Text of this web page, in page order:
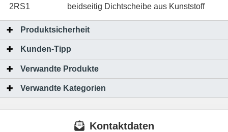
2RS1
beidseitig Dichtscheibe aus Kunststoff
Produktsicherheit
Kunden-Tipp
Verwandte Produkte
Verwandte Kategorien
Kontaktdaten